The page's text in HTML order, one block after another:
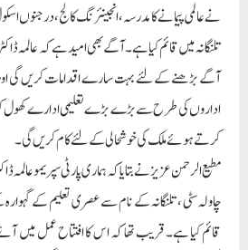
نے عالمی پیمانے کا مدرسہ ، انجینئرنگ کالج، درجنوں
تلنگانہ میں قائم کیا ہے۔ آگے بھی امید ہے کہ عالمہ
آگے بڑھنے کے لئے بہت سارے اقدامات کریں گی اور
اداروں کی طرح سے بڑے بڑے تعلیمی ادارے کھول کر
کرتے ہوئے ملک کی خوشحالی کے لئے کام کریں گی۔
مطیع الرحمن عزیز نے بتایا کہ ہماری پارٹی سپریمو عالمہ
چاولہ سٹی ، تلنگانہ کے نام سے عصری تعلیم کے
قائم کیا ہے۔ قریب تھا کہ اس کا افتتاح عمل میں